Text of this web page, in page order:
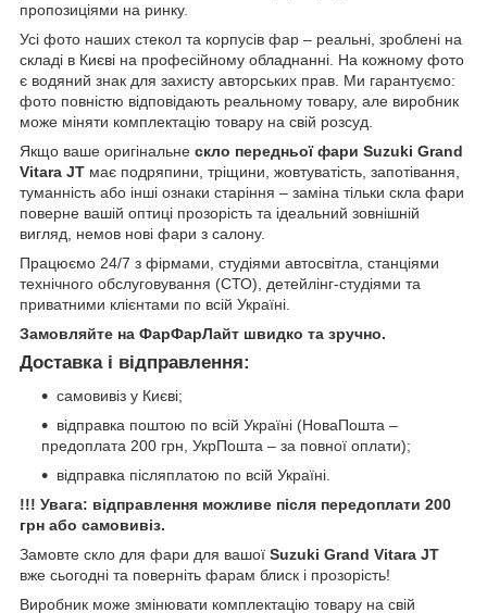
пропозиціями на ринку.
Усі фото наших стекол та корпусів фар – реальні, зроблені на
складі в Києві на професійному обладнанні. На кожному фото
є водяний знак для захисту авторських прав. Ми гарантуємо:
фото повністю відповідають реальному товару, але виробник
може міняти комплектацію товару на свій розсуд.
Якщо ваше оригінальне скло передньої фари Suzuki Grand
Vitara JT має подряпини, тріщини, жовтуватість, запотівання,
туманність або інші ознаки старіння – заміна тільки скла фари
поверне вашій оптиці прозорість та ідеальний зовнішній
вигляд, немов нові фари з салону.
Працюємо 24/7 з фірмами, студіями автосвітла, станціями
технічного обслуговування (СТО), детейлінг-студіями та
приватними клієнтами по всій Україні.
Замовляйте на ФарФарЛайт швидко та зручно.
Доставка і відправлення:
самовивіз у Києві;
відправка поштою по всій Україні (НоваПошта –
предоплата 200 грн, УкрПошта – за повної оплати);
відправка післяплатою по всій Україні.
!!! Увага: відправлення можливе після передоплати 200
грн або самовивіз.
Замовте скло для фари для вашої Suzuki Grand Vitara JT
вже сьогодні та поверніть фарам блиск і прозорість!
Виробник може змінювати комплектацію товару на свій